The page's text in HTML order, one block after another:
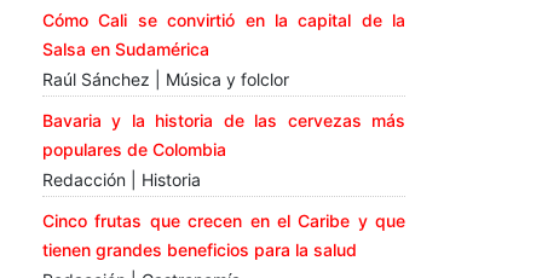
Cómo Cali se convirtió en la capital de la
Salsa en Sudamérica
Raúl Sánchez | Música y folclor
Bavaria y la historia de las cervezas más
populares de Colombia
Redacción | Historia
Cinco frutas que crecen en el Caribe y que
tienen grandes beneficios para la salud